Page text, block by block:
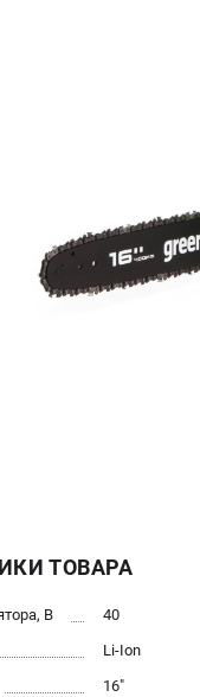
ТОВАРА
В
40
Li-Ion
16"